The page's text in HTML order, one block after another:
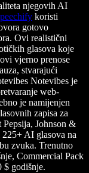
njegovih AI
koristi
gotovo
Ovi realistični
glasova koje
vjerno prenose
stvarajući
Notevibes je
web-
je namijenjen
zapisa za
Pepsija, Johnson &
AI glasova na
zvuka. Trenutno
Commercial Pack
$ godišnje.